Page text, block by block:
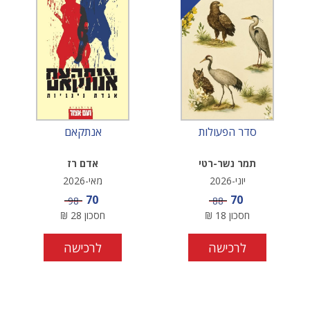
סדר הפעולות
תמר נשר-רטי
יוני-2026
מחיר מבצע
70 מחיר
88
חסכון 18
₪
לרכישה
אנתקאם
אדם רז
מאי-2026
מחיר מבצע
70 מחיר
98
חסכון 28
₪
לרכישה